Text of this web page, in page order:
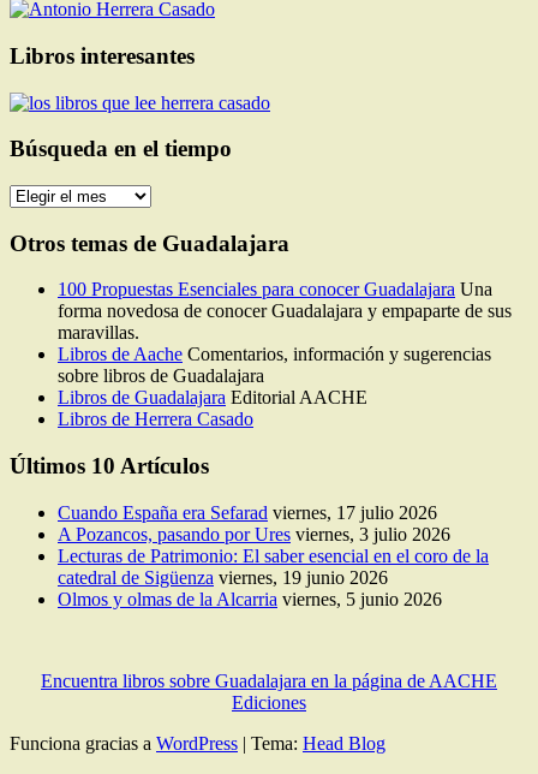
Libros interesantes
Búsqueda en el tiempo
Búsqueda
el
Otros temas de Guadalajara
100 Propuestas Esenciales para conocer Guadalajara Una
forma novedosa de conocer Guadalajara y empaparte de sus
maravillas.
Libros de Aache Comentarios, información y sugerencias
sobre libros de Guadalajara
Libros de Guadalajara Editorial AACHE
Libros de Herrera Casado
Últimos 10 Artículos
Cuando España era Sefarad viernes, 17 julio 2026
A Pozancos, pasando por Ures viernes, 3 julio 2026
Lecturas de Patrimonio: El saber esencial en el coro de la
catedral de Sigüenza viernes, 19 junio 2026
Olmos y olmas de la Alcarria viernes, 5 junio 2026
Encuentra libros sobre Guadalajara en la página de AACHE
Ediciones
Funciona gracias a WordPress | Tema: Head Blog